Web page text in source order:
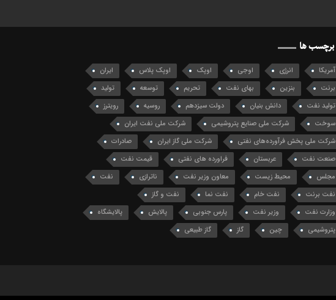
برچسب ها
آمریکا انرژی اوجی اوپک اوپک پلاس
ایران
برنت
بنزین بهای نفت تحریم توسعه
تولید
تولید نفت
دانش بنیان دولت سیزدهم روسیه
رویترز
سوخت
شرکت ملی صنایع پتروشیمی
شرکت ملی نفت ایران
شرکت ملی پخش فرآورده‌های نفتی
شرکت ملی گاز ایران
صادرات
صنعت نفت
عربستان فراورده های نفتی
قیمت نفت
مجلس
محیط زیست معاون وزیر نفت ناترازی
نفت
نفت برنت
نفت خام نفت نما
نفت و گاز
وزارت نفت
وزیر نفت پارس جنوبی پالایش
پالایشگاه
پتروشیمی
چین گاز گاز طبیعی